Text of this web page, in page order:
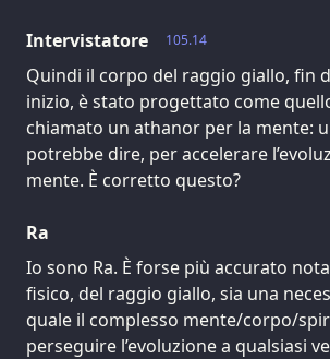
105.14
Intervistatore
Quindi il corpo del raggio giallo, fin
inizio, è stato progettato come
chiamato un athanor per la mente:
potrebbe dire, per accelerare
mente. È corretto questo?
Ra
Io sono Ra. È forse più accurato
fisico, del raggio giallo, sia una
quale il complesso mente/corpo/
perseguire l’evoluzione a qualsiasi